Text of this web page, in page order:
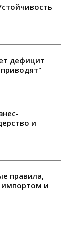
дефицит
и
правила,
импортом и